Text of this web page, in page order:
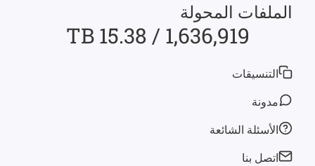
الملفات المحولة
1,636,919 / 15.38 TB
التنسيقات
مدونة
الأسئلة الشائعة
اتصل بنا